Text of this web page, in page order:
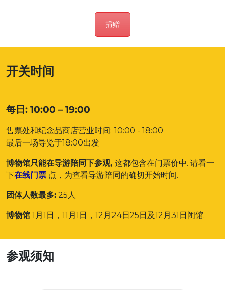
捐赠
开关时间
每日: 10:00 – 19:00
售票处和纪念品商店营业时间: 10:00 - 18:00
最后一场导览于18:00出发
博物馆只能在导游陪同下参观, 这都包含在门票价中. 请看一
下在线门票 点，为查看导游陪同的确切开始时间.
团体人数最多: 25人
博物馆 1月1日，11月1日，12月24日25日及12月31日闭馆.
参观须知